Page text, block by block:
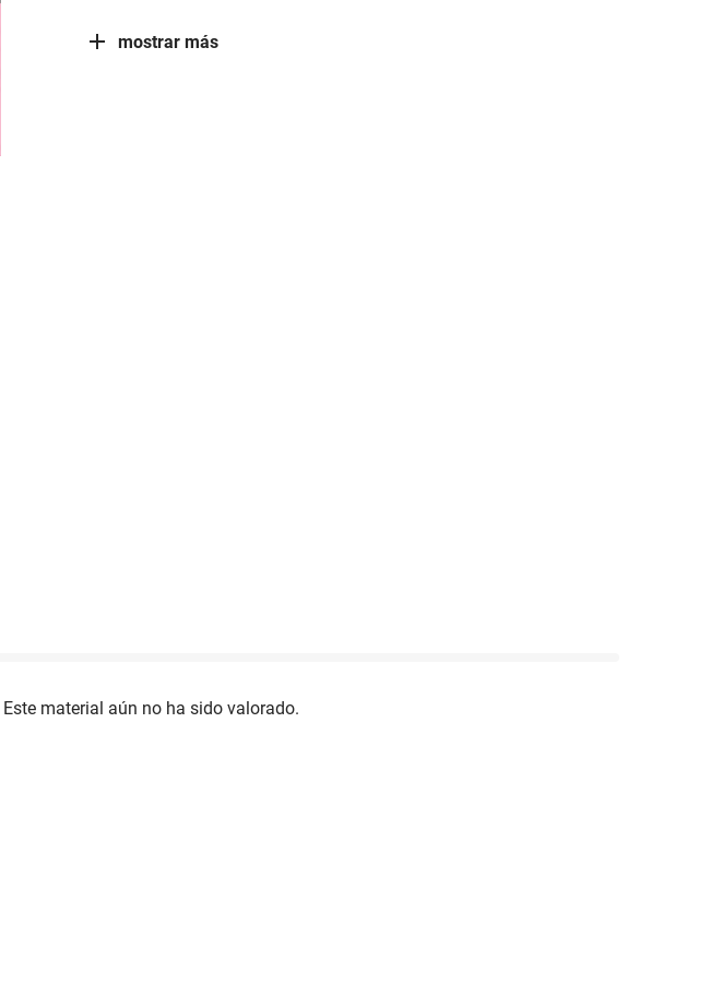
mostrar más
Este material aún no ha sido valorado.